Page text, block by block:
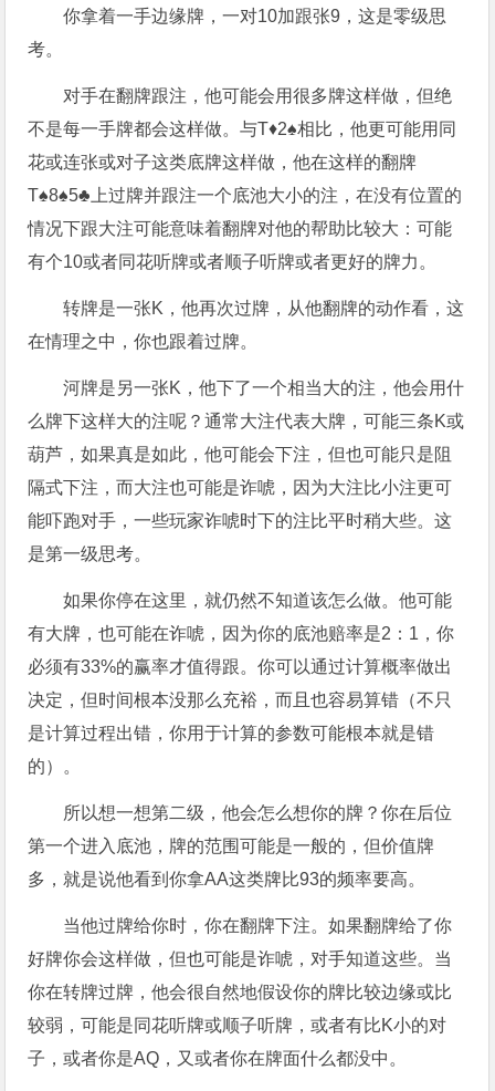
你拿着一手边缘牌，一对10加跟张9，这是零级思
考。
对手在翻牌跟注，他可能会用很多牌这样做，但绝
不是每一手牌都会这样做。与T♦2♠相比，他更可能用同
花或连张或对子这类底牌这样做，他在这样的翻牌
T♠8♠5♣上过牌并跟注一个底池大小的注，在没有位置的
情况下跟大注可能意味着翻牌对他的帮助比较大：可能
有个10或者同花听牌或者顺子听牌或者更好的牌力。
转牌是一张K，他再次过牌，从他翻牌的动作看，这
在情理之中，你也跟着过牌。
河牌是另一张K，他下了一个相当大的注，他会用什
么牌下这样大的注呢？通常大注代表大牌，可能三条K或
葫芦，如果真是如此，他可能会下注，但也可能只是阻
隔式下注，而大注也可能是诈唬，因为大注比小注更可
能吓跑对手，一些玩家诈唬时下的注比平时稍大些。这
是第一级思考。
如果你停在这里，就仍然不知道该怎么做。他可能
有大牌，也可能在诈唬，因为你的底池赔率是2：1，你
必须有33%的赢率才值得跟。你可以通过计算概率做出
决定，但时间根本没那么充裕，而且也容易算错（不只
是计算过程出错，你用于计算的参数可能根本就是错
的）。
所以想一想第二级，他会怎么想你的牌？你在后位
第一个进入底池，牌的范围可能是一般的，但价值牌
多，就是说他看到你拿AA这类牌比93的频率要高。
当他过牌给你时，你在翻牌下注。如果翻牌给了你
好牌你会这样做，但也可能是诈唬，对手知道这些。当
你在转牌过牌，他会很自然地假设你的牌比较边缘或比
较弱，可能是同花听牌或顺子听牌，或者有比K小的对
子，或者你是AQ，又或者你在牌面什么都没中。